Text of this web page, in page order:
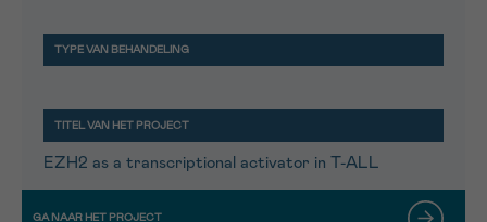
EZH2 as a transcriptional activator in T-ALL